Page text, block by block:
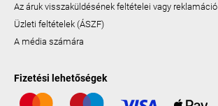
Az áruk visszaküldésének feltételei vagy reklamáció
Üzleti feltételek (ÁSZF)
A média számára
Fizetési lehetőségek